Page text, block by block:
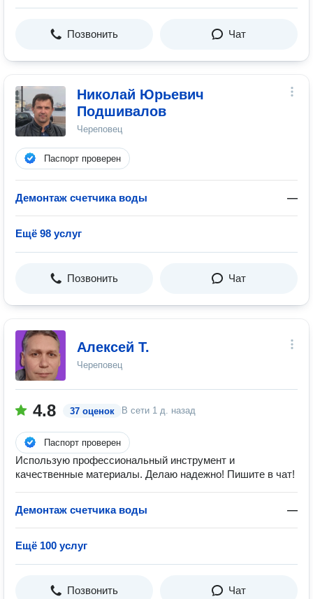
Позвонить Чат
Николай Юрьевич
Подшивалов
Череповец
Паспорт проверен
Демонтаж счетчика воды —
Ещё 98 услуг
Позвонить Чат
Алексей Т.
Череповец
4.8 37 оценок В сети 1 д. назад
Паспорт проверен
Использую профессиональный инструмент и
качественные материалы. Делаю надежно! Пишите в чат!
Демонтаж счетчика воды —
Ещё 100 услуг
Позвонить Чат